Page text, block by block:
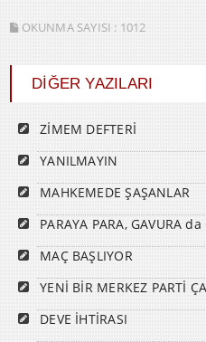
OKUNMA SAYISI : 1012
DİĞER YAZILARI
ZİMEM DEFTERİ
YANILMAYIN
MAHKEMEDE ŞAŞANLAR
PARAYA PARA, GAVURA
MAÇ BAŞLIYOR
YENİ BİR MERKEZ PARTİ
DEVE İHTİRASI